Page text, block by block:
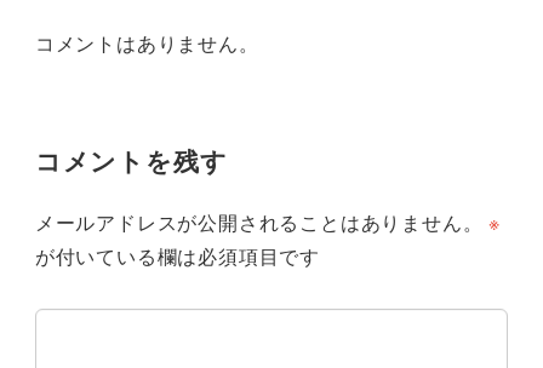
コメントはありません。
コメントを残す
メールアドレスが公開されることはありません。
※
が付いている欄は必須項目です